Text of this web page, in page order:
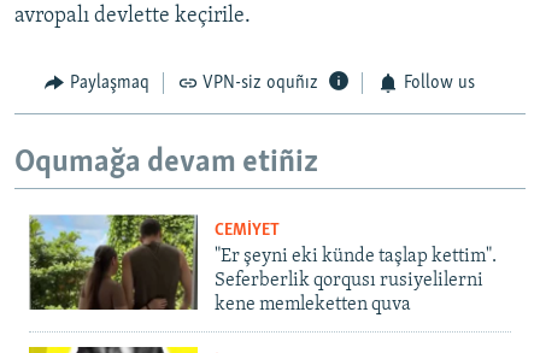
avropalı devlette keçirile.
Paylaşmaq VPN-siz oquñız Follow us
Oqumağa devam etiñiz
CEMİYET
"Er şeyni eki künde taşlap kettim".
Seferberlik qorqusı rusiyelilerni
kene memleketten quva